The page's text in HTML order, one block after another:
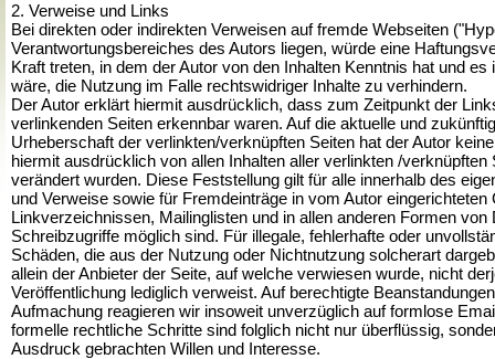
2. Verweise und Links
Bei direkten oder indirekten Verweisen auf fremde Webseiten
Verantwortungsbereiches des Autors liegen, würde eine
Kraft treten, in dem der Autor von den Inhalten Kenntnis hat und
wäre, die Nutzung im Falle rechtswidriger Inhalte zu verhindern.
Der Autor erklärt hiermit ausdrücklich, dass zum Zeitpunkt der
verlinkenden Seiten erkennbar waren. Auf die aktuelle und
Urheberschaft der verlinkten/verknüpften Seiten hat der Autor
hiermit ausdrücklich von allen Inhalten aller verlinkten /
verändert wurden. Diese Feststellung gilt für alle innerhalb des
und Verweise sowie für Fremdeinträge in vom Autor
Linkverzeichnissen, Mailinglisten und in allen anderen Formen
Schreibzugriffe möglich sind. Für illegale, fehlerhafte oder
Schäden, die aus der Nutzung oder Nichtnutzung solcherart
allein der Anbieter der Seite, auf welche verwiesen wurde, nicht
Veröffentlichung lediglich verweist. Auf berechtigte
Aufmachung reagieren wir insoweit unverzüglich auf formlose
formelle rechtliche Schritte sind folglich nicht nur überflüssig,
Ausdruck gebrachten Willen und Interesse.